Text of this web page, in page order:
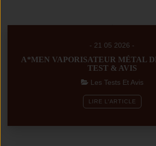
- 21 05 2026 -
A*MEN VAPORISATEUR MÉTAL
TEST & AVIS
Les Tests Et Avis
LIRE L'ARTICLE